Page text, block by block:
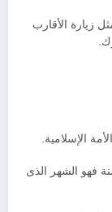
زيارة الأقارب
الإسلامية.
فهو الشهر الذى